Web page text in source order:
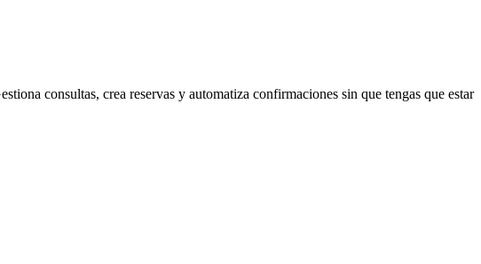
consultas, crea reservas y automatiza confirmaciones sin que tengas que estar